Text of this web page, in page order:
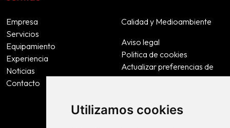
Utilizamos cookies
Empresa
Servicios
Equipamiento
Experiencia
Noticias
Contacto
Calidad y Medioambiente
Aviso legal
Politica de cookies
Actualizar preferencias de
cookies
Accesibilidad